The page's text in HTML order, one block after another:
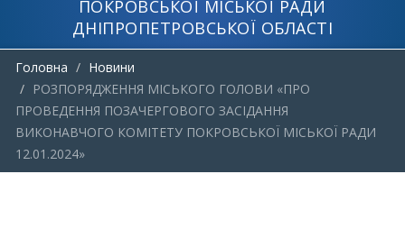
ПОКРОВСЬКОЇ МІСЬКОЇ РАДИ
ДНІПРОПЕТРОВСЬКОЇ ОБЛАСТІ
Головна
Новини
РОЗПОРЯДЖЕННЯ МІСЬКОГО ГОЛОВИ «ПРО
ПРОВЕДЕННЯ ПОЗАЧЕРГОВОГО ЗАСІДАННЯ
ВИКОНАВЧОГО КОМІТЕТУ ПОКРОВСЬКОЇ МІСЬКОЇ РАДИ
12.01.2024»